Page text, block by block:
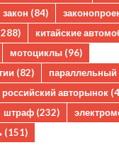
закон (84)
китайские
мотоциклы (96)
(82)
российский авторынок
штраф (232)
(151)